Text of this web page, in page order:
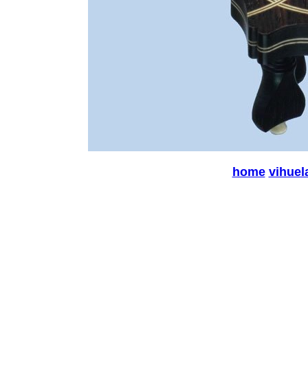
home